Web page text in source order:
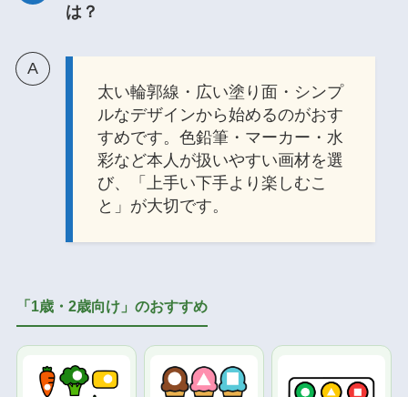
は？
太い輪郭線・広い塗り面・シンプ
ルなデザインから始めるのがおす
すめです。色鉛筆・マーカー・水
彩など本人が扱いやすい画材を選
び、「上手い下手より楽しむこ
と」が大切です。
「1歳・2歳向け」のおすすめ